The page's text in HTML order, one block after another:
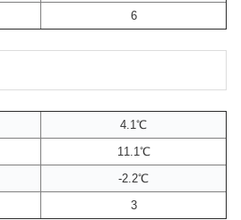
6
4.1℃
11.1℃
-2.2℃
3